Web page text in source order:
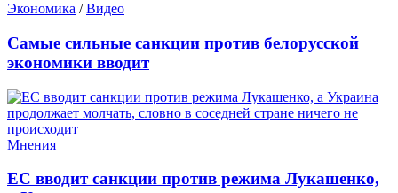
Экономика /Видео
Самые сильные санкции против белорусской
экономики вводит
Мнения
ЕС вводит санкции против режима Лукашенко,